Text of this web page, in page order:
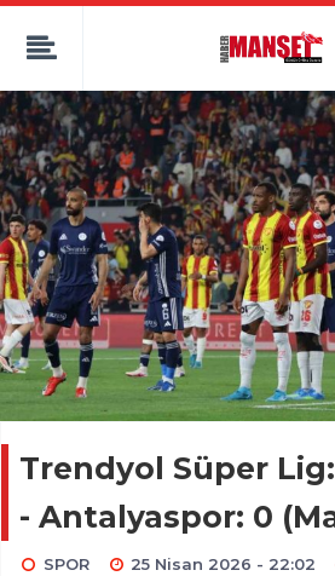
Trendyol Süper
- Antalyaspor: 0
SPOR 25 Nisan 2026 - 22:02